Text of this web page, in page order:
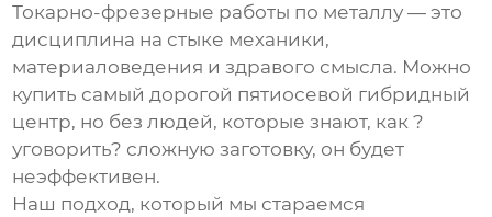
Токарно-фрезерные работы по металлу — это
дисциплина на стыке механики,
материаловедения и здравого смысла. Можно
купить самый дорогой пятиосевой гибридный
центр, но без людей, которые знают, как ?
уговорить? сложную заготовку, он будет
неэффективен.
Наш подход, который мы стараемся